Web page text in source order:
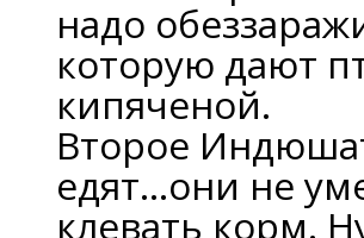
надо
которую дают
кипяченой.
Второе
едят...они не
клевать корм.